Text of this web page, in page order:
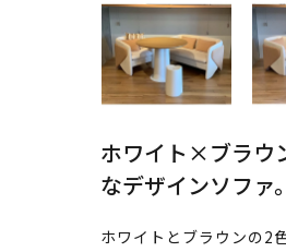
ホワイト×ブラウ
なデザインソファ。
ホワイトとブラウンの2